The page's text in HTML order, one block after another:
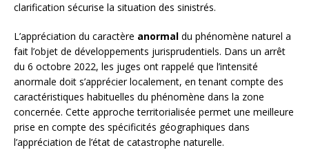
clarification sécurise la situation des sinistrés.
L’appréciation du caractère anormal du phénomène naturel a
fait l’objet de développements jurisprudentiels. Dans un arrêt
du 6 octobre 2022, les juges ont rappelé que l’intensité
anormale doit s’apprécier localement, en tenant compte des
caractéristiques habituelles du phénomène dans la zone
concernée. Cette approche territorialisée permet une meilleure
prise en compte des spécificités géographiques dans
l’appréciation de l’état de catastrophe naturelle.